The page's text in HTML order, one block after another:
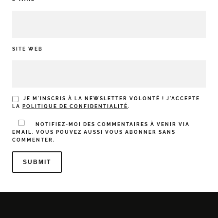
SITE WEB
JE M'INSCRIS À LA NEWSLETTER VOLONTÉ ! J'ACCEPTE
LA
POLITIQUE DE CONFIDENTIALITÉ.
NOTIFIEZ-MOI DES COMMENTAIRES À VENIR VIA
EMAIL. VOUS POUVEZ AUSSI VOUS ABONNER
SANS
COMMENTER.